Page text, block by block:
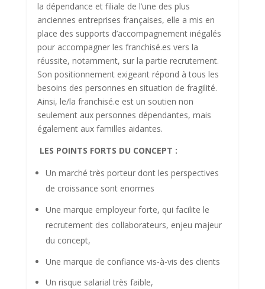
la dépendance et filiale de l’une des plus
anciennes entreprises françaises, elle a mis en
place des supports d’accompagnement inégalés
pour accompagner les franchisé.es vers la
réussite, notamment, sur la partie recrutement.
Son positionnement exigeant répond à tous les
besoins des personnes en situation de fragilité.
Ainsi, le/la franchisé.e est un soutien non
seulement aux personnes dépendantes, mais
également aux familles aidantes.
LES POINTS FORTS DU CONCEPT :
Un marché très porteur dont les perspectives
de croissance sont enormes
Une marque employeur forte, qui facilite le
recrutement des collaborateurs, enjeu majeur
du concept,
Une marque de confiance vis-à-vis des clients
Un risque salarial très faible,